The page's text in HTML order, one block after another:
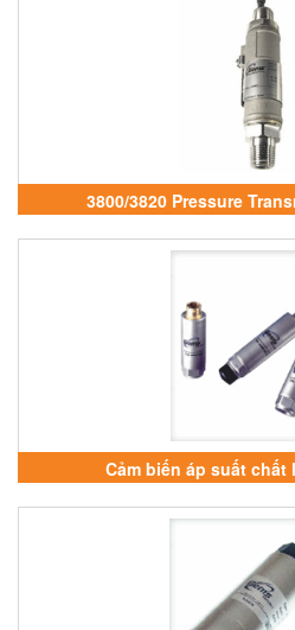
3800/3820 Pressure
Cảm biến áp suất chất